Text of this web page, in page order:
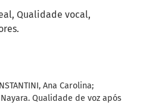
Qualidade vocal
Ana Carolina;
Nayara. Qualidade de voz após